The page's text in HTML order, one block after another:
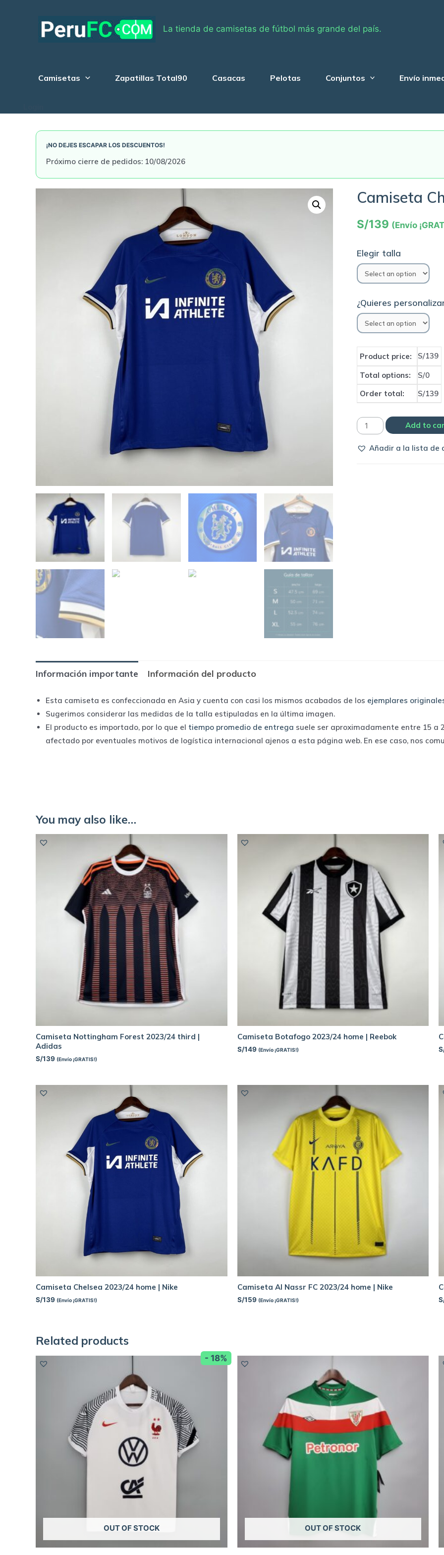
La tienda de camisetas de fútbol más grande del país.
Camisetas Zapatillas Total90 Casacas Pelotas Conjuntos Envío
¡NO DEJES ESCAPAR LOS DESCUENTOS!
Próximo cierre de pedidos: 10/08/2026
Camiseta
S/139 (Envío
Elegir talla
¿Quieres
Product price: S/139
Total options:
S/0
Order total:
S/139
Camiseta
2023/24
Add to
Añadir a la lista de
Información importante Información del producto
Esta camiseta es confeccionada en Asia y cuenta con casi los mismos acabados de los ejemplares
Sugerimos considerar las medidas de la talla estipuladas en la última imagen.
El producto es importado, por lo que el tiempo promedio de entrega suele ser aproximadamente entre 15 a
afectado por eventuales motivos de logística internacional ajenos a esta página web. En ese caso, nos
You may also like…
Camiseta Nottingham Forest 2023/24 third |
Adidas
S/139 (Envío ¡GRATIS!)
Camiseta Botafogo 2023/24 home | Reebok
S/149 (Envío ¡GRATIS!)
Camiseta Chelsea 2023/24 home | Nike
S/139 (Envío ¡GRATIS!)
Camiseta Al Nassr FC 2023/24 home | Nike
S/159 (Envío ¡GRATIS!)
Related products
- 18%
OUT OF STOCK OUT OF STOCK